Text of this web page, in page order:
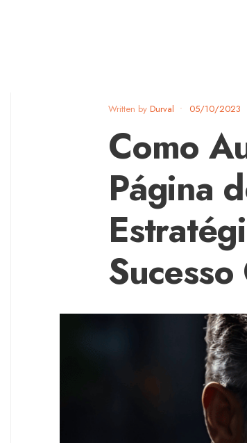
Written by Durval • 05/10/2023
Como
Página